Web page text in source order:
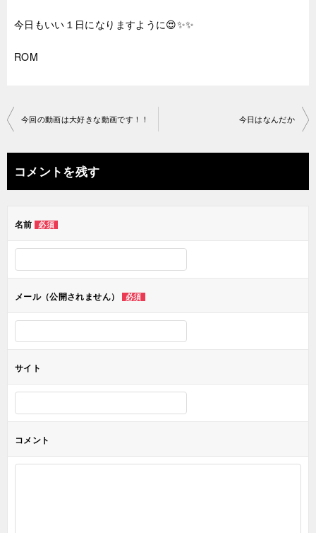
今日もいい１日になりますように😍✨✨
ROM
投
ナ
ビ
ー
ン
今回の動画は大好きな動画です！！ 今日はなんだか
コメントを残す
名前 必須
メール（公開されません） 必須
サイト
コメント